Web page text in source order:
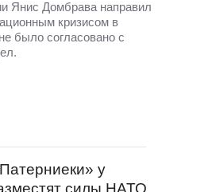
Янис Домбрава направил
кризисом в
было согласовано с
у
силы НАТО